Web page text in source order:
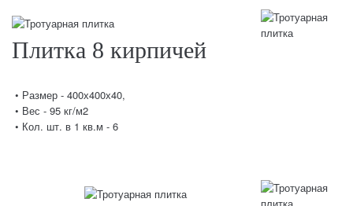
Плитка 8 кирпичей
• Размер - 400х400х40,
• Вес - 95 кг/м2
• Кол. шт. в 1 кв.м - 6